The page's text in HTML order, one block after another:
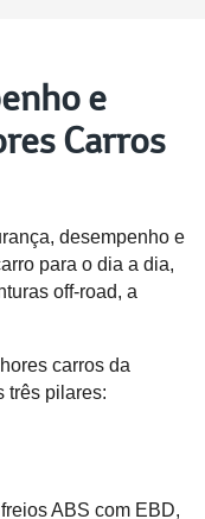
e
Carros
desempenho e
para o dia a dia,
off-road, a
carros da
três pilares:
ABS com EBD,